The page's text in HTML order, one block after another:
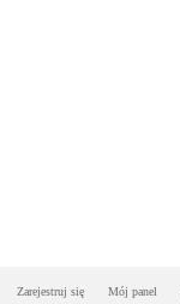
Zarejestruj się Mój panel